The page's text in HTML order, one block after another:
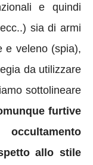
e quindi
sia di armi
e veleno (spia),
da utilizzare
sottolineare
furtive
allo stile